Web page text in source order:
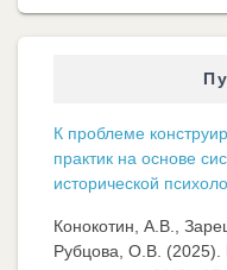
К проблеме
практик на основе
исторической
Конокотин, А.В.,
Рубцова, О.В. (2025).